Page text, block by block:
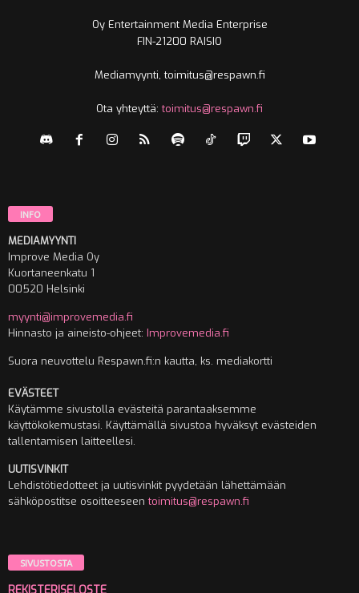
Oy Entertainment Media Enterprise
FIN-21200 RAISIO
Mediamyynti, toimitus@respawn.fi
Ota yhteyttä:toimitus@respawn.fi
INFO
MEDIAMYYNTI
Improve Media Oy
Kuortaneenkatu 1
00520 Helsinki
myynti@improvemedia.fi
Hinnasto ja aineisto-ohjeet: Improvemedia.fi
Suora neuvottelu Respawn.fi:n kautta, ks. mediakortti
EVÄSTEET
Käytämme sivustolla evästeitä parantaaksemme
käyttökokemustasi. Käyttämällä sivustoa hyväksyt evästeiden
tallentamisen laitteellesi.
UUTISVINKIT
Lehdistötiedotteet ja uutisvinkit pyydetään lähettämään
sähköpostitse osoitteeseentoimitus@respawn.fi
SIVUSTOSTA